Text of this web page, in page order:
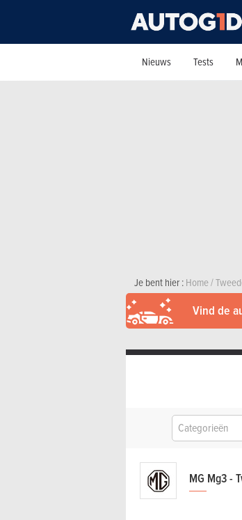
Nieuws Tests
Je bent hier :Home/
Vind de
Categorieën
MG Mg3 -